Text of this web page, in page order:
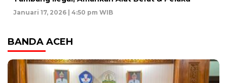
Januari 17, 2026 | 4:50 pm WIB
BANDA ACEH